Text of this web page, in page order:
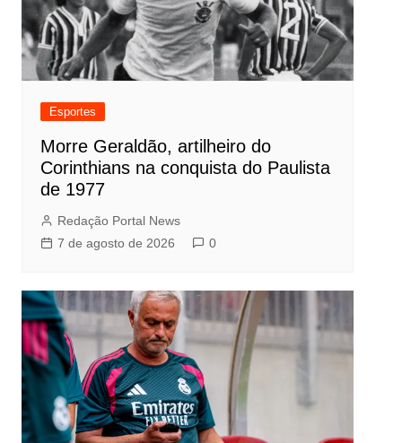
Esportes
Morre Geraldão, artilheiro do
Corinthians na conquista do Paulista
de 1977
Redação Portal News
7 de agosto de 2026
0